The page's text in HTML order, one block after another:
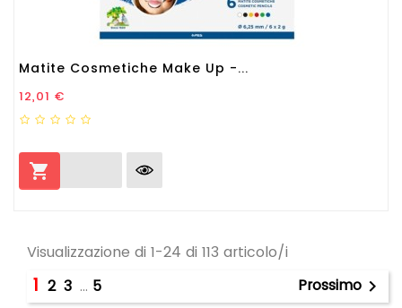
Matite Cosmetiche Make Up -...
Prezzo
12,01 €

Visualizzazione di 1-24 di 113 articolo/i
1 2 3 … 5 Prossimo 